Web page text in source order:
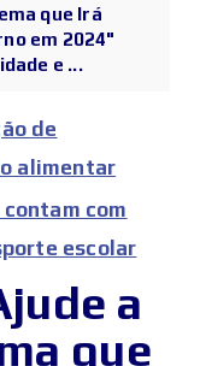
que Irá
em 2024"
e ...
de
alimentar
com
escolar
a
que